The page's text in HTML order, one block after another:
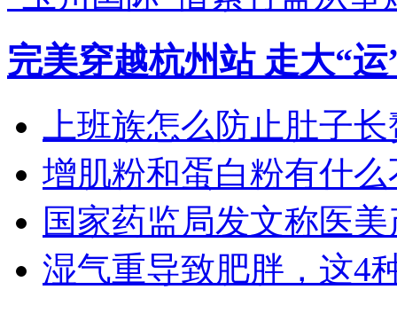
完美穿越杭州站 走大“运
上班族怎么防止肚子
增肌粉和蛋白粉有什么
国家药监局发文称医
湿气重导致肥胖，这4